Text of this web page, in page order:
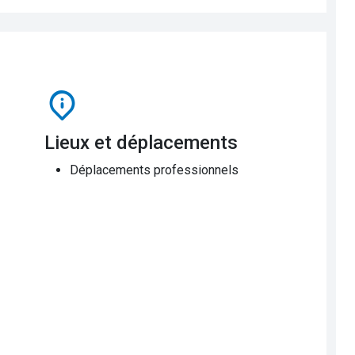
Lieux et déplacements
Déplacements professionnels